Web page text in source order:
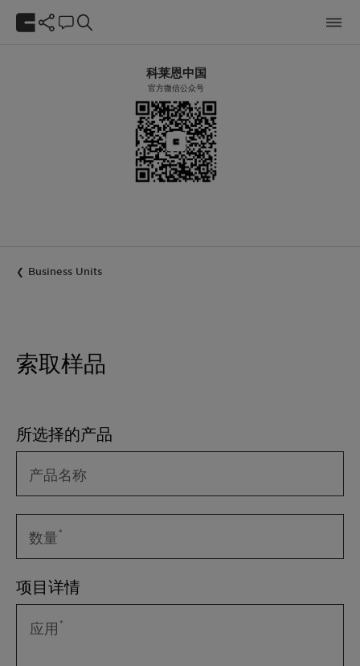
科莱恩中国
官方微信公众号
Business Units
索取样品
所选择的产品
产品名称
数量
项目详情
应用